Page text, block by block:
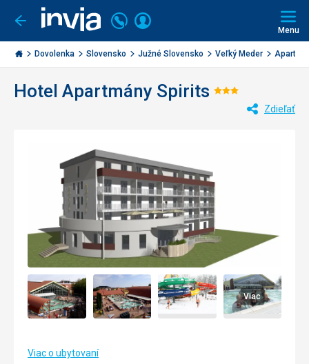
Ísť
späť
Invia.sk
Volajte
+421
2
3221
Prihlásiť
Menu
Dovolenka Slovensko Južné Slovensko Veľký Meder
Hotel Apartmány Spirits
Zdieľať
Viac
Viac o ubytovaní